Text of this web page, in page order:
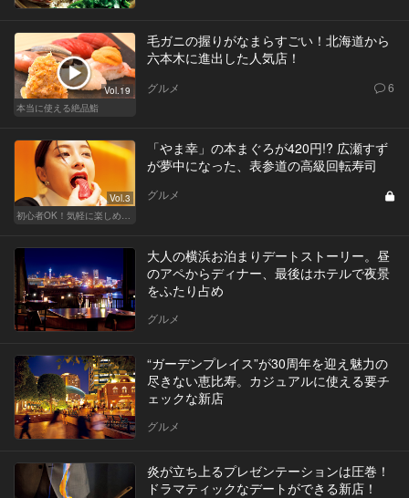
Vol.19
本当に使える絶品鮨
毛ガニの握りがなまらすごい！北海道から
六本木に進出した人気店！
グルメ 6
Vol.3
「やま幸」の本まぐろが420円!? 広瀬すず
が夢中になった、表参道の高級回転寿司
グルメ
大人の横浜お泊まりデートストーリー。昼
のアペからディナー、最後はホテルで夜景
をふたり占め
グルメ
“ガーデンプレイス”が30周年を迎え魅力の
尽きない恵比寿。カジュアルに使える要チ
ェックな新店
グルメ
炎が立ち上るプレゼンテーションは圧巻！
ドラマティックなデートができる新店！